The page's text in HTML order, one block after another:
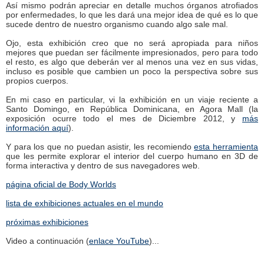
Así mismo podrán apreciar en detalle muchos órganos atrofiados
por enfermedades, lo que les dará una mejor idea de qué es lo que
sucede dentro de nuestro organismo cuando algo sale mal.
Ojo, esta exhibición creo que no será apropiada para niños
mejores que puedan ser fácilmente impresionados, pero para todo
el resto, es algo que deberán ver al menos una vez en sus vidas,
incluso es posible que cambien un poco la perspectiva sobre sus
propios cuerpos.
En mi caso en particular, vi la exhibición en un viaje reciente a
Santo Domingo, en República Dominicana, en Agora Mall (la
exposición ocurre todo el mes de Diciembre 2012, y más
información aquí).
Y para los que no puedan asistir, les recomiendoesta herramienta
que les permite explorar el interior del cuerpo humano en 3D de
forma interactiva y dentro de sus navegadores web.
página oficial de Body Worlds
lista de exhibiciones actuales en el mundo
próximas exhibiciones
Video a continuación (enlace YouTube)...